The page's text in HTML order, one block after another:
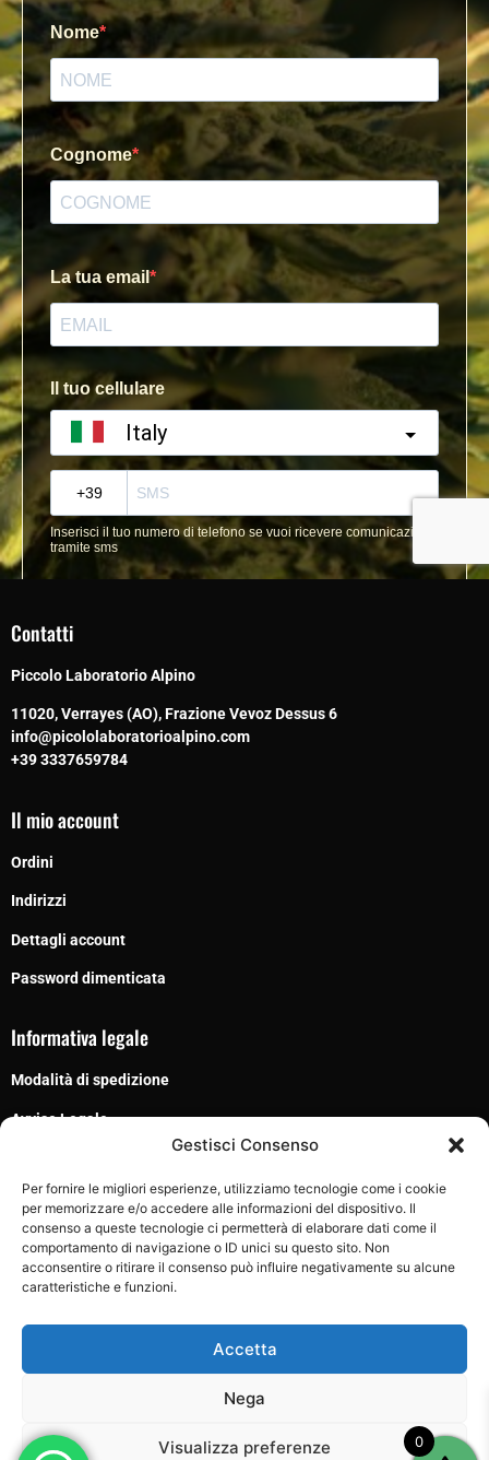
Gestisci Consenso
Per fornire le migliori esperienze, utilizziamo tecnologie come i cookie
per memorizzare e/o accedere alle informazioni del dispositivo. Il
consenso a queste tecnologie ci permetterà di elaborare dati come il
comportamento di navigazione o ID unici su questo sito. Non
acconsentire o ritirare il consenso può influire negativamente su alcune
caratteristiche e funzioni.
Accetta
Nega
Visualizza preferenze
Contatti
Piccolo Laboratorio Alpino
11020, Verrayes (AO), Frazione Vevoz Dessus 6
info@picololaboratorioalpino.com
+39 3337659784
Il mio account
Ordini
Indirizzi
Dettagli account
Password dimenticata
Informativa legale
Modalità di spedizione
Avviso Legale
Privacy Policy
Cookie Policy
Seguici su
0